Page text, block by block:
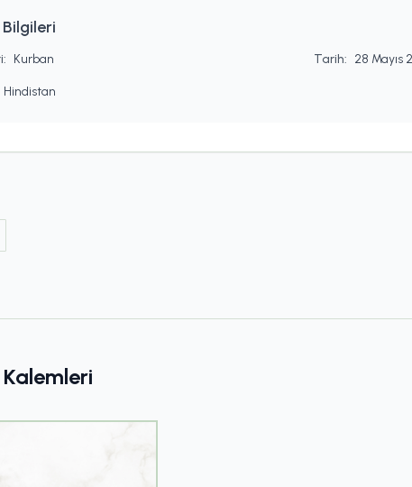
Kurban Tarih: 28 Mayıs
Hindistan
Kalemleri